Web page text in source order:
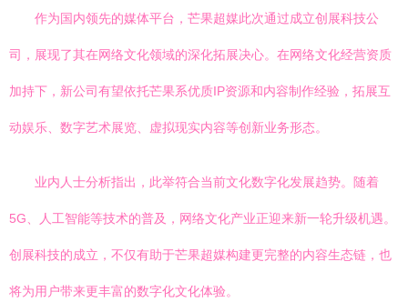
作为国内领先的媒体平台，芒果超媒此次通过成立创展科技公
司，展现了其在网络文化领域的深化拓展决心。在网络文化经营资质
加持下，新公司有望依托芒果系优质IP资源和内容制作经验，拓展互
动娱乐、数字艺术展览、虚拟现实内容等创新业务形态。
业内人士分析指出，此举符合当前文化数字化发展趋势。随着
5G、人工智能等技术的普及，网络文化产业正迎来新一轮升级机遇。
创展科技的成立，不仅有助于芒果超媒构建更完整的内容生态链，也
将为用户带来更丰富的数字化文化体验。